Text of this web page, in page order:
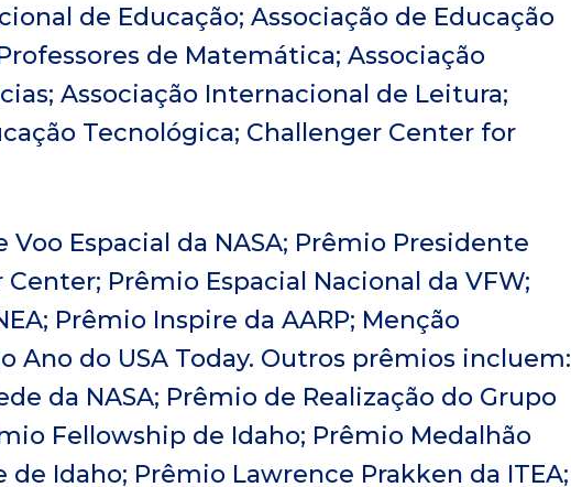
de Educação; Associação de Educação
de Matemática; Associação
Associação Internacional de Leitura;
Tecnológica; Challenger Center for
Voo Espacial da NASA; Prêmio Presidente
Prêmio Espacial Nacional da VFW;
Prêmio Inspire da AARP; Menção
Ano do USA Today. Outros prêmios incluem:
da NASA; Prêmio de Realização do Grupo
Fellowship de Idaho; Prêmio Medalhão
Idaho; Prêmio Lawrence Prakken da ITEA;